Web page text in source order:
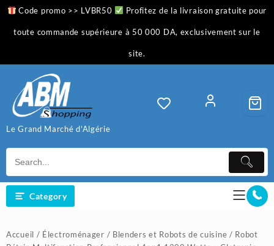
Skip
content
Code promo >> LVBR50 Profitez de la livraison gratuite pour
toute commande supérieure à 50 000 DA, exclusivement sur le
site.
Le Grand Marché d'Algérie
Category
Accueil / Électroménager / Blenders et Robots de cuisine / Robot